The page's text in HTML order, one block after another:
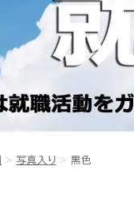
写真入り 黒色